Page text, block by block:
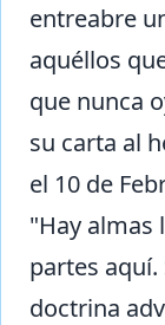
entreabre
aquéllos
que nunca
su carta al
el 10 de
"Hay almas
partes
doctrina